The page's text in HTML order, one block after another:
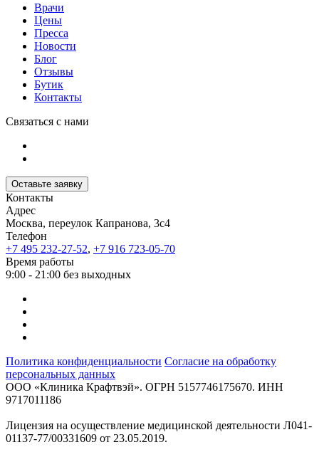
Врачи
Цены
Пресса
Новости
Блог
Отзывы
Бутик
Контакты
Связаться с нами
Оставьте заявку
Контакты
Адрес
Москва, переулок Капранова, 3с4
Телефон
+7 495 232-27-52, +7 916 723-05-70
Время работы
9:00 - 21:00 без выходных
Политика конфиденциальности Согласие на обработку
персональных данных
ООО «Клиника Крафтвэй». ОГРН 5157746175670. ИНН
9717011186
Лицензия на осуществление медицинской деятельности Л041-
01137-77/00331609 от 23.05.2019.